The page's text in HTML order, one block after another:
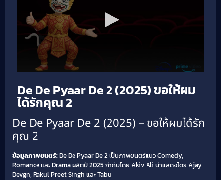
De De Pyaar De 2 (2025) ขอให้ผม
ได้รักคุณ 2
De De Pyaar De 2 (2025) – ขอให้ผมได้รัก
คุณ 2
ข้อมูลภาพยนตร์:De De Pyaar De 2 เป็นภาพยนตร์แนว Comedy,
Romance และ Drama ผลิตปี 2025 กำกับโดย Akiv Ali นำแสดงโดย Ajay
Devgn, Rakul Preet Singh และ Tabu